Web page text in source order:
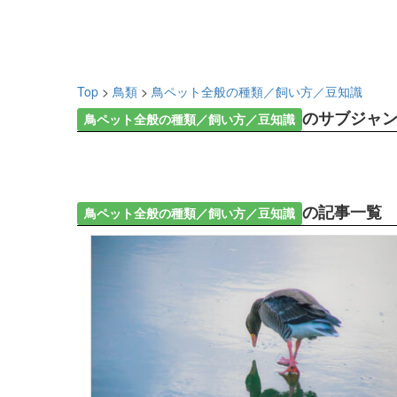
Top > 鳥類 > 鳥ペット全般の種類／飼い方／豆知識
鳥ペット全般の種類／飼い方／豆知識 のサブジャ
鳥ペット全般の種類／飼い方／豆知識 の記事一覧